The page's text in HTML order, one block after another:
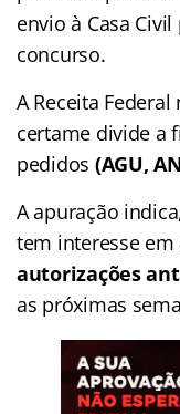
envio à Casa
concurso.
A Receita
certame divide a
pedidos (AGU,
A apuração
tem interesse em
autorizações
as próximas